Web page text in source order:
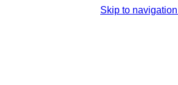
Skip to navigation